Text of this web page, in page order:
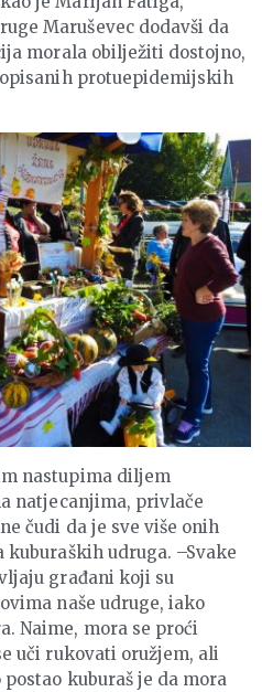
Maruševec dodavši da
morala obilježiti dostojno,
protuepidemijskih
nastupima diljem
natjecanjima, privlače
čudi da je sve više onih
udruga. –Svake
građani koji su
naše udruge, iako
Naime, mora se proći
uči rukovati oružjem, ali
kuburaš je da mora